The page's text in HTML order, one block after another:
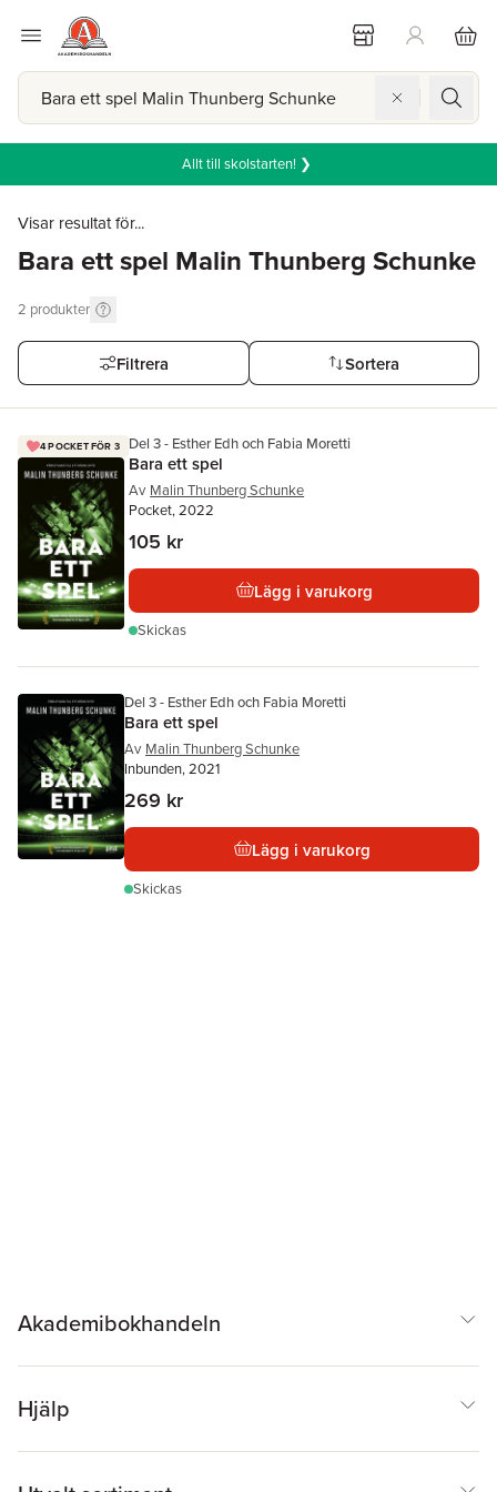
Allt till skolstarten! ❯
Visar resultat för...
Bara ett spel Malin Thunberg Schunke
2 produkter
Filtrera Sortera
4 POCKET FÖR 3 Del 3 - Esther Edh och Fabia Moretti
Bara ett spel
Av Malin Thunberg Schunke
Pocket, 2022
105 kr
Lägg i varukorg
Skickas
Del 3 - Esther Edh och Fabia Moretti
Bara ett spel
Av Malin Thunberg Schunke
Inbunden, 2021
269 kr
Lägg i varukorg
Skickas
Akademibokhandeln
Hjälp